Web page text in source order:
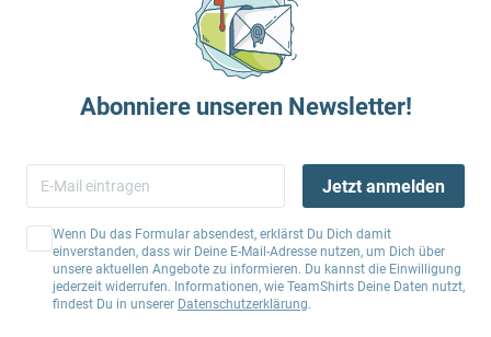
Abonniere unseren Newsletter!
Jetzt anmelden
Wenn Du das Formular absendest, erklärst Du Dich damit
einverstanden, dass wir Deine E-Mail-Adresse nutzen, um Dich über
unsere aktuellen Angebote zu informieren. Du kannst die Einwilligung
jederzeit widerrufen. Informationen, wie TeamShirts Deine Daten nutzt,
findest Du in unserer Datenschutzerklärung.